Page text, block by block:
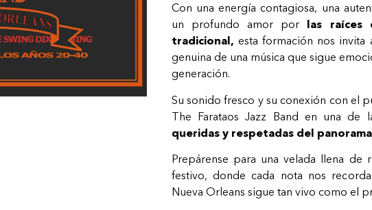
Con una energía contagiosa, una
un profundo amor por las raíces
tradicional, esta formación nos invita
genuina de una música que sigue
generación.
Su sonido fresco y su conexión con el
The Farataos Jazz Band en una de
queridas y respetadas del
Prepárense para una velada llena de
festivo, donde cada nota nos
Nueva Orleans sigue tan vivo como el